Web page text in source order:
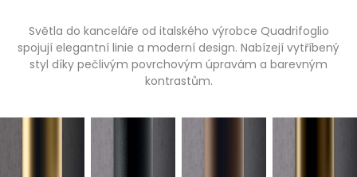
Světla do kanceláře od italského výrobce Quadrifoglio
spojují elegantní linie a moderní design. Nabízejí vytříbený
styl díky pečlivým povrchovým úpravám a barevným
kontrastům.